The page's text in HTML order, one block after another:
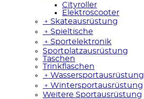
Cityroller
Elektroscooter
﹢ Skateausrüstung
﹢ Spieltische
﹢ Sportelektronik
Sportplatzausrüstung
Taschen
Trinkflaschen
﹢ Wassersportausrüstung
﹢ Wintersportausrüstung
Weitere Sportausrüstung